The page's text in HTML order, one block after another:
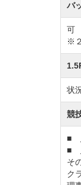
バ
可
※
状
競
■
■
そ
ク